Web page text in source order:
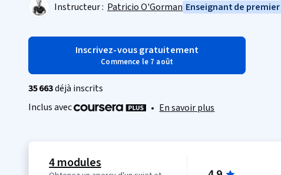
Instructeur : Patricio O'Gorman Enseignant de
Inscrivez-vous gratuitement
Commence le 7 août
35 663déjà inscrits
Inclus avec
• En savoir plus
4 modules